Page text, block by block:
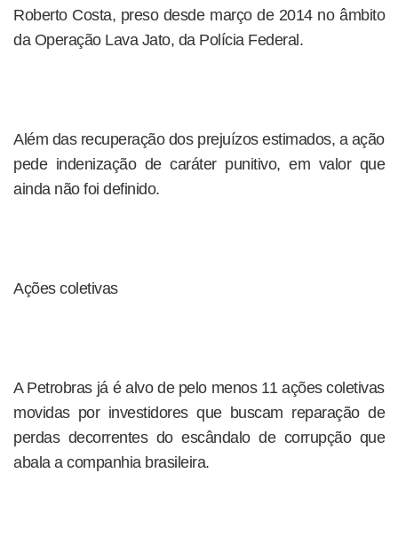
Roberto Costa, preso desde março de 2014 no âmbito
da Operação Lava Jato, da Polícia Federal.
Além das recuperação dos prejuízos estimados, a ação
pede indenização de caráter punitivo, em valor que
ainda não foi definido.
Ações coletivas
A Petrobras já é alvo de pelo menos 11 ações coletivas
movidas por investidores que buscam reparação de
perdas decorrentes do escândalo de corrupção que
abala a companhia brasileira.